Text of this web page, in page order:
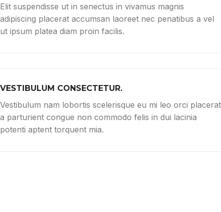
Elit suspendisse ut in senectus in vivamus magnis
adipiscing placerat accumsan laoreet nec penatibus a vel
ut ipsum platea diam proin facilis.
VESTIBULUM CONSECTETUR.
Vestibulum nam lobortis scelerisque eu mi leo orci placerat
a parturient congue non commodo felis in dui lacinia
potenti aptent torquent mia.